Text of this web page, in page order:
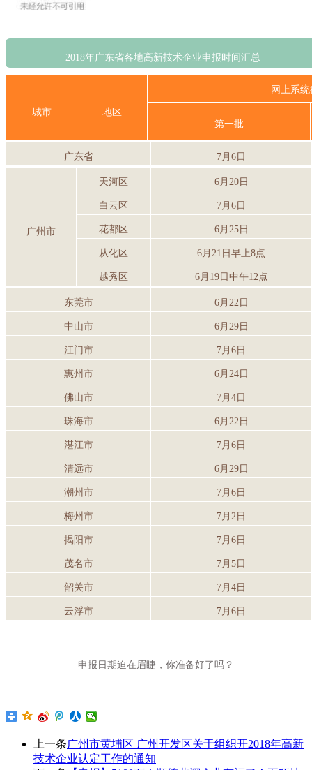
2018年广东省各地高新技术企业申报时间汇总
城市 地区
网上系
第一批
广东省 7月6日
广州市
天河区 6月20日
白云区 7月6日
花都区 6月25日
从化区 6月21日早上8点
越秀区 6月19日中午12点
东莞市 6月22日
中山市 6月29日
江门市 7月6日
惠州市 6月24日
佛山市 7月4日
珠海市 6月22日
湛江市 7月6日
清远市 6月29日
潮州市 7月6日
梅州市 7月2日
揭阳市 7月6日
茂名市 7月5日
韶关市 7月4日
云浮市 7月6日
申报日期迫在眉睫，你准备好了吗？
上一条广州市黄埔区 广州开发区关于组织开2018年高新
技术企业认定工作的通知